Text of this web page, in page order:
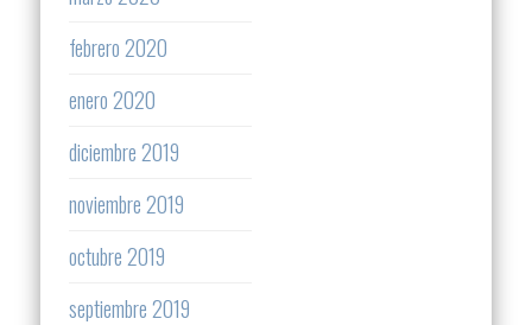
febrero 2020
enero 2020
diciembre 2019
noviembre 2019
octubre 2019
septiembre 2019